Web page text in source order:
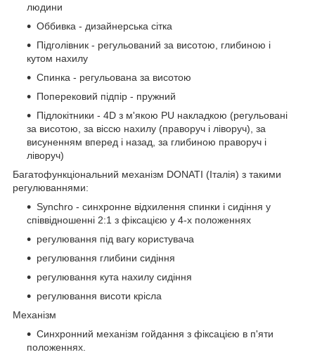
людини
Оббивка - дизайнерська сітка
Підголівник - регульований за висотою, глибиною і
кутом нахилу
Спинка - регульована за висотою
Поперековий підпір - пружний
Підлокітники - 4D з м'якою PU накладкою (регульовані
за висотою, за віссю нахилу (праворуч і ліворуч), за
висуненням вперед і назад, за глибиною праворуч і
ліворуч)
Багатофункціональний механізм DONATI (Італія) з такими
регулюваннями:
Synchro - синхронне відхилення спинки і сидіння у
співвідношенні 2:1 з фіксацією у 4-х положеннях
регулювання під вагу користувача
регулювання глибини сидіння
регулювання кута нахилу сидіння
регулювання висоти крісла
Механізм
Синхронний механізм гойдання з фіксацією в п'яти
положеннях.